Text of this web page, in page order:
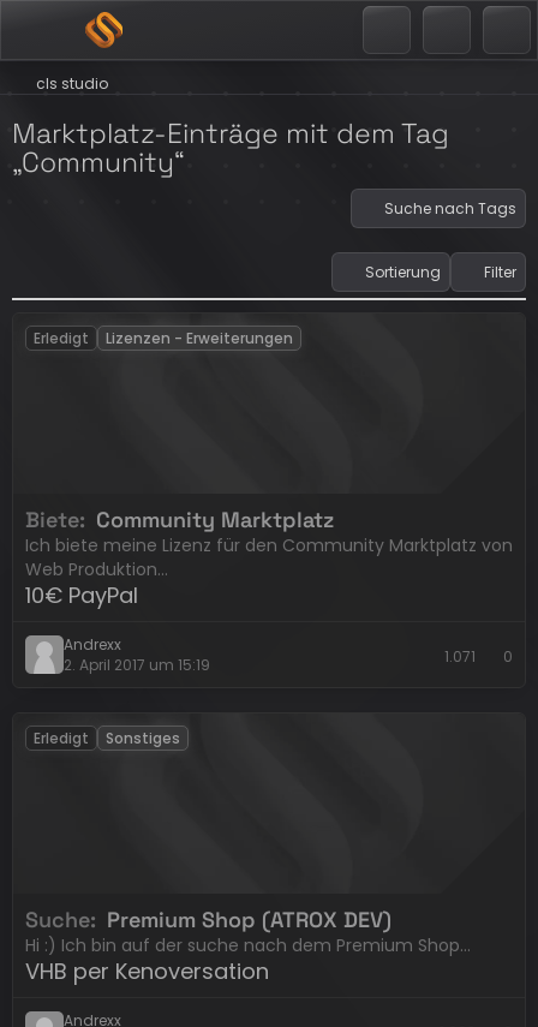
cls studio
Marktplatz-Einträge mit dem Tag
„Community“
Suche nach Tags
Sortierung Filter
Erledigt Lizenzen - Erweiterungen
Biete Community Marktplatz
Ich biete meine Lizenz für den Community Marktplatz von
Web Produktion…
10€ PayPal
Andrexx
2. April 2017 um 15:19
1.071 0
Erledigt Sonstiges
Suche Premium Shop (ATROX DEV)
Hi :) Ich bin auf der suche nach dem Premium Shop…
VHB per Kenoversation
Andrexx